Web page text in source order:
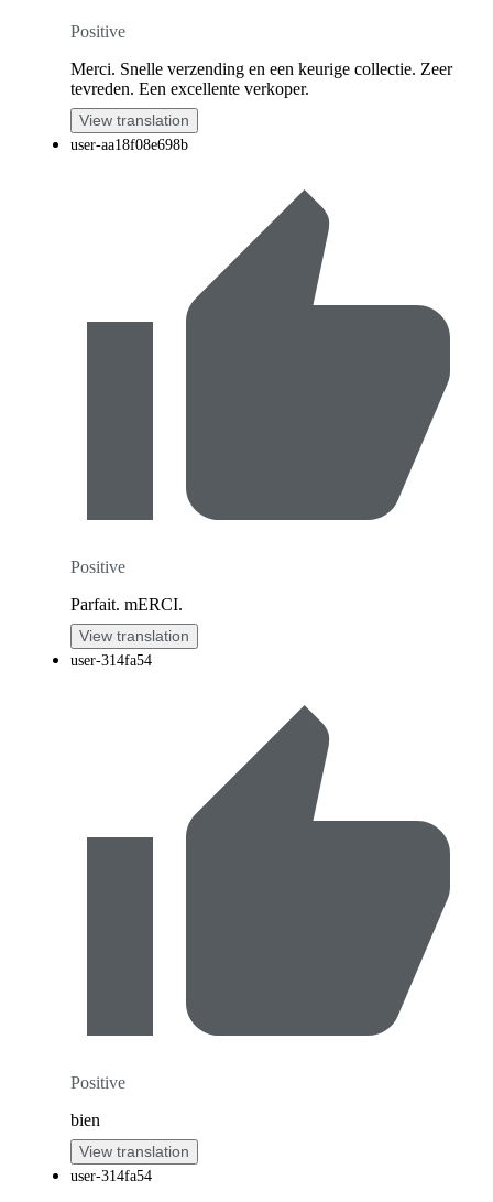
Positive
Merci. Snelle verzending en een keurige collectie. Zeer
tevreden. Een excellente verkoper.
View translation
user-aa18f08e698b
Positive
Parfait. mERCI.
View translation
user-314fa54
Positive
bien
View translation
user-314fa54